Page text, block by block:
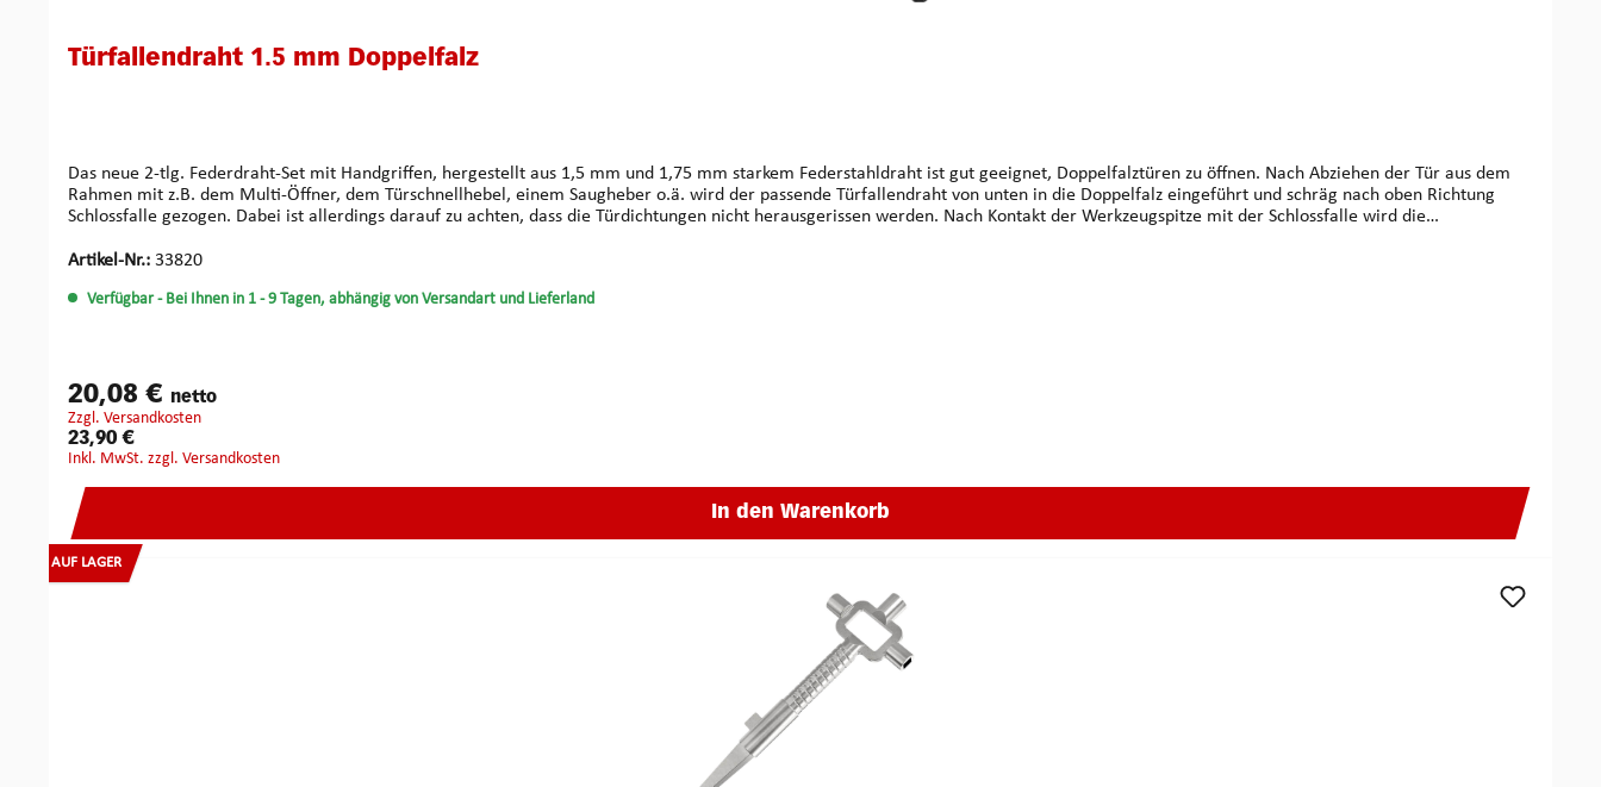
Türfallendraht 1.5 mm Doppelfalz
Das neue 2-tlg. Federdraht-Set mit Handgriffen, hergestellt aus 1,5 mm und 1,75 mm starkem Federstahldraht ist gut geeignet, Doppelfalztüren zu öffnen. Nach Abziehen der Tür aus dem
Rahmen mit z.B. dem Multi-Öffner, dem Türschnellhebel, einem Saugheber o.ä. wird der passende Türfallendraht von unten in die Doppelfalz eingeführt und schräg nach oben Richtung
Schlossfalle gezogen. Dabei ist allerdings darauf zu achten, dass die Türdichtungen nicht herausgerissen werden. Nach Kontakt der Werkzeugspitze mit der Schlossfalle wird die
Artikel-Nr.: 33820
Verfügbar - Bei Ihnen in 1 - 9 Tagen, abhängig von Versandart und Lieferland
20,08 € netto
zzgl. Versandkosten
23,90 €
inkl. MwSt. zzgl. Versandkosten
In den Warenkorb
AUF LAGER